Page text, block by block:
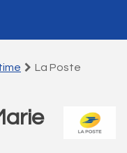
La Poste